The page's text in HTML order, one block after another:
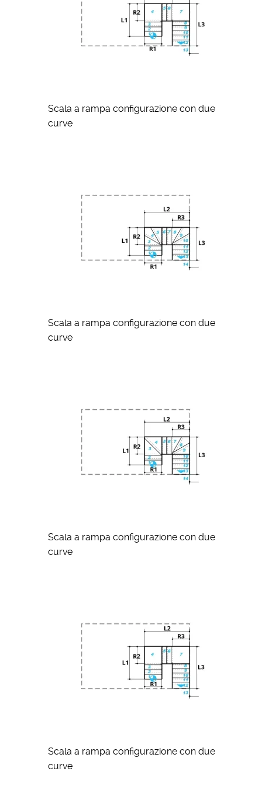
Scala a rampa configurazione con due
curve
Scala a rampa configurazione con due
curve
Scala a rampa configurazione con due
curve
Scala a rampa configurazione con due
curve